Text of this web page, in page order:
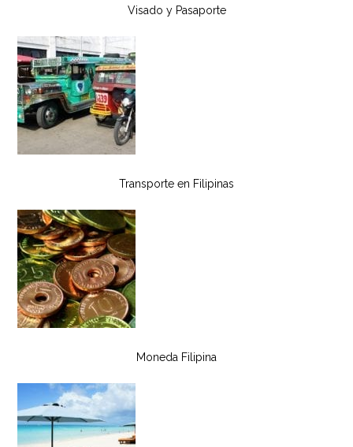
Visado y Pasaporte
Transporte en Filipinas
Moneda Filipina